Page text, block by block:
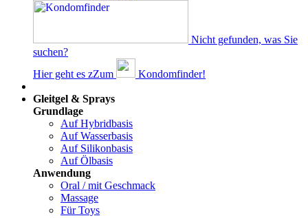
Nicht gefunden, was Sie
suchen?
Hier geht es zZum
Kondomfinder!
Gleitgel & Sprays
Grundlage
Auf Hybridbasis
Auf Wasserbasis
Auf Silikonbasis
Auf Ölbasis
Anwendung
Oral / mit Geschmack
Massage
Für Toys